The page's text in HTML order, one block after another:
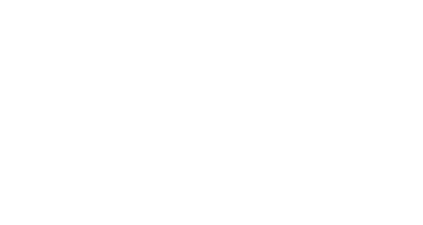
Im vergangenen Jahr hat die Entlebucher Bauernfamilie